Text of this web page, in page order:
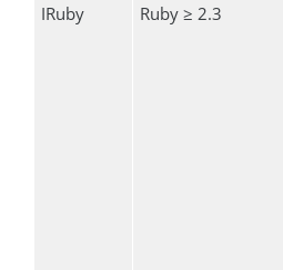
IRuby
Ruby ≥ 2.3